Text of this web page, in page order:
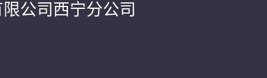
公司西宁分公司